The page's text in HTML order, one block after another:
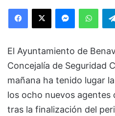
Facebook
X Messenger
El Ayuntamiento de
Concejalía de Seguridad
mañana ha tenido lugar
los ocho nuevos agentes
tras la finalización del